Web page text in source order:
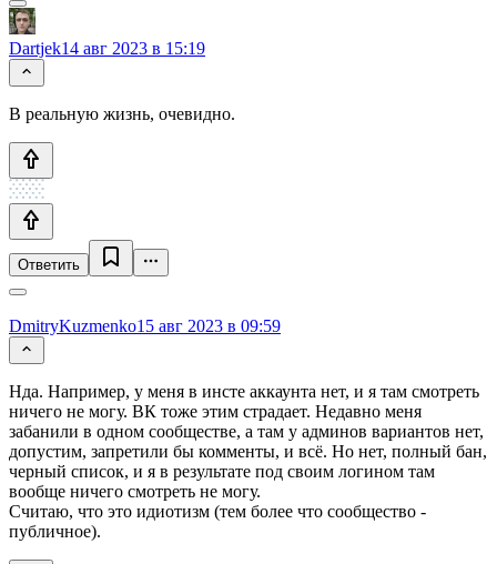
Dartjek14 авг 2023 в 15:19
В реальную жизнь, очевидно.
Ответить
DmitryKuzmenko15 авг 2023 в 09:59
Нда. Например, у меня в инсте аккаунта нет, и я там смотреть
ничего не могу. ВК тоже этим страдает. Недавно меня
забанили в одном сообществе, а там у админов вариантов нет,
допустим, запретили бы комменты, и всё. Но нет, полный бан,
черный список, и я в результате под своим логином там
вообще ничего смотреть не могу.
Считаю, что это идиотизм (тем более что сообщество -
публичное).